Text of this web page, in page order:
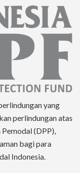
yang
perlindungan atas
(DPP),
bagi para
Indonesia.